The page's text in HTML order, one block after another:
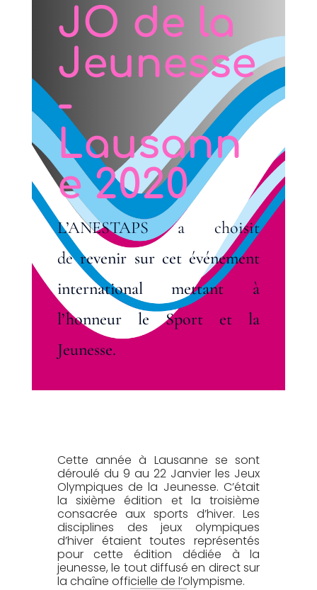
JO de la
Jeunesse
-
Lausann
e 2020
L’ANESTAPS a choisit
derevenir sur cet événement
international mettant à
l’honneur le Sport et la
Jeunesse.
Cette année à Lausanne se sont
déroulé du 9 au 22 Janvier les Jeux
Olympiques de la Jeunesse. C’était
la sixième édition et la troisième
consacrée aux sports d’hiver. Les
disciplines des jeux olympiques
d’hiver étaient toutes représentés
pour cette édition dédiée à la
jeunesse, le tout diffusé en direct sur
la chaîne officielle de l’olympisme.